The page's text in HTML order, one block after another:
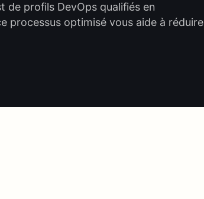
de profils DevOps qualifiés en
processus optimisé vous aide à réduire